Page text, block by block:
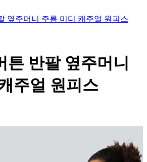
옆주머니 주름 미디 캐주얼 원피스
튼 반팔 옆주머니
주얼 원피스